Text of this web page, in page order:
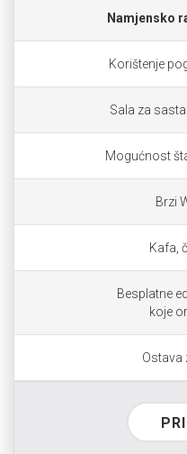
Namjensko
Korištenje
Sala za
Mogućnost
Brzi
Kafa,
Besplatne
koje
Ostava